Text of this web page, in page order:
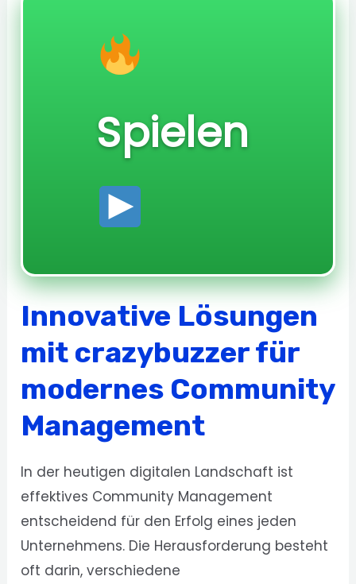
Spielen
Innovative Lösungen
mit crazybuzzer für
modernes Community
Management
In der heutigen digitalen Landschaft ist
effektives Community Management
entscheidend für den Erfolg eines jeden
Unternehmens. Die Herausforderung besteht
oft darin, verschiedene